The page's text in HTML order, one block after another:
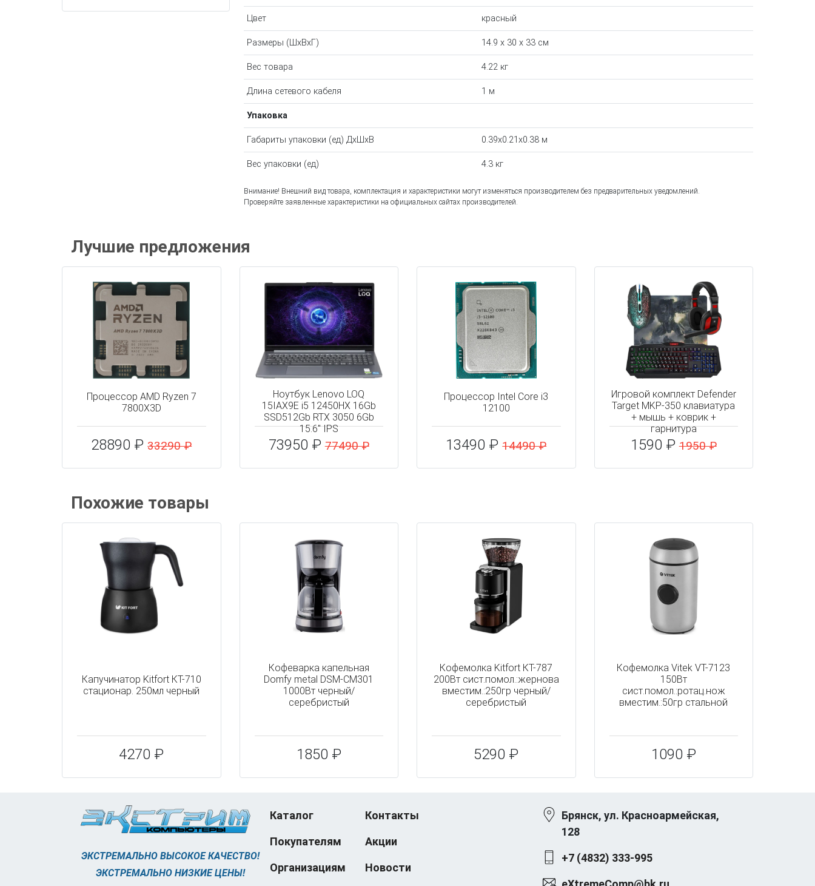
Цвет красный
Размеры (ШхВхГ) 14.9 х 30 х 33 см
Вес товара 4.22 кг
Длина сетевого кабеля 1 м
Упаковка
Габариты упаковки (ед) ДхШхВ 0.39x0.21x0.38 м
Вес упаковки (ед) 4.3 кг
Внимание! Внешний вид товара, комплектация и характеристики могут изменяться производителем без предварительных уведомлений.
Проверяйте заявленные характеристики на официальных сайтах производителей.
Лучшие предложения
Процессор AMD Ryzen 7
7800X3D
28890 ₽33290 ₽
Ноутбук Lenovo LOQ
15IAX9E i5 12450HX 16Gb
SSD512Gb RTX 3050 6Gb
15.6" IPS
73950 ₽77490 ₽
Процессор Intel Core i3
12100
13490 ₽14490 ₽
Игровой комплект Defender
Target MKP-350 клавиатура
+ мышь + коврик +
гарнитура
1590 ₽1950 ₽
Похожие товары
Капучинатор Kitfort КТ-710
стационар. 250мл черный
4270 ₽
Кофеварка капельная
Domfy metal DSM-CM301
1000Вт черный/
серебристый
1850 ₽
Кофемолка Kitfort КТ-787
200Вт сист.помол.:жернова
вместим.:250гр черный/
серебристый
5290 ₽
Кофемолка Vitek VT-7123
150Вт
сист.помол.:ротац.нож
вместим.:50гр стальной
1090 ₽
ЭКСТРЕМАЛЬНО ВЫСОКОЕ КАЧЕСТВО!
ЭКСТРЕМАЛЬНО НИЗКИЕ ЦЕНЫ!
Каталог
Покупателям
Организациям
Контакты
Акции
Новости
Брянск, ул. Красноармейская,
128
+7 (4832) 333-995